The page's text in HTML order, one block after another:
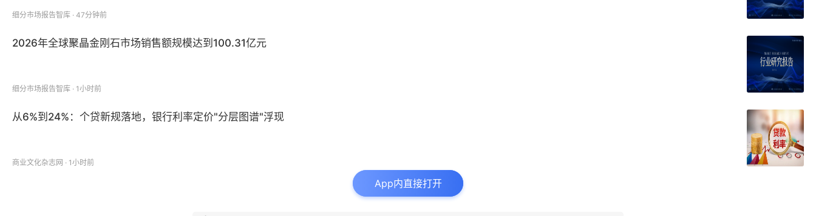
App内直接打开
细分市场报告智库 · 47分钟前
2026年全球聚晶金刚石市场销售额规模达到100.31亿元
细分市场报告智库 · 1小时前
从6%到24%：个贷新规落地，银行利率定价"分层图谱"浮现
商业文化杂志网 · 1小时前